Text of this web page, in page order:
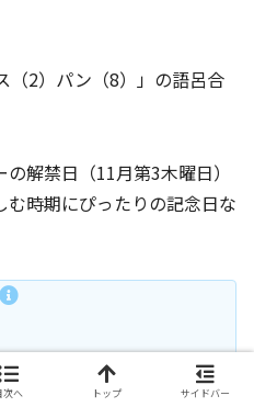
（2）パン（8）」の語呂合
解禁日（11月第3木曜日）
時期にぴったりの記念日な
次へ トップ サイドバー